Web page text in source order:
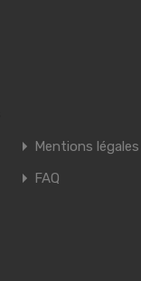
Mentions légales
FAQ